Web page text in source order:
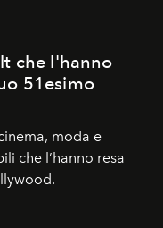
che l'hanno
51esimo
moda e
che l’hanno resa